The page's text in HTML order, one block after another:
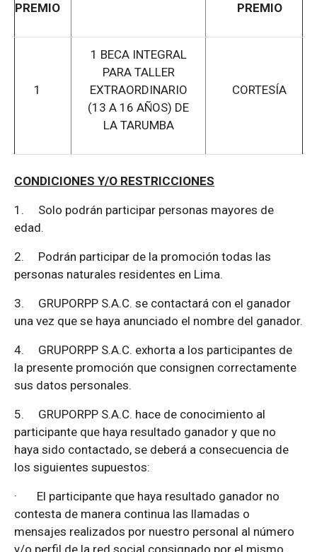
PREMIO
PREMIO
1
1 BECA INTEGRAL
PARA TALLER
EXTRAORDINARIO
(13 A 16 AÑOS) DE
LA TARUMBA
CORTESÍA
CONDICIONES Y/O RESTRICCIONES
1. Solo podrán participar personas mayores de
edad.
2. Podrán participar de la promoción todas las
personas naturales residentes en Lima.
3. GRUPORPP S.A.C. se contactará con el ganador
una vez que se haya anunciado el nombre del ganador.
4. GRUPORPP S.A.C. exhorta a los participantes de
la presente promoción que consignen correctamente
sus datos personales.
5. GRUPORPP S.A.C. hace de conocimiento al
participante que haya resultado ganador y que no
haya sido contactado, se deberá a consecuencia de
los siguientes supuestos:
· El participante que haya resultado ganador no
contesta de manera continua las llamadas o
mensajes realizados por nuestro personal al número